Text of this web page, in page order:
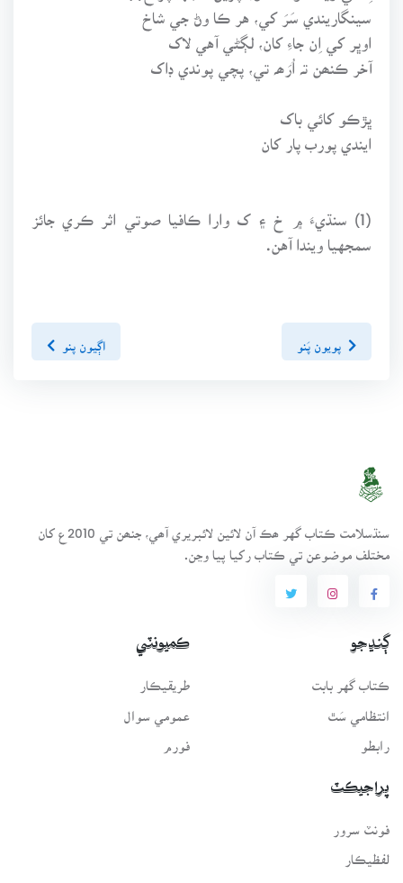
سينگاريندي سَرَ کي، هر ڪا وڻ جي شاخ
اوڀر کي اِن جاءِ کان، لڳڻي آهي لاک
آخر ڪنھن تہ اُرَھہ تي، پچي پوندي ڊاک
ڀڙڪو کائي باک
ايندي پورب پار کان
(1) سنڌيءَ ۾ خ ۽ ک وارا ڪافيا صوتي اثر ڪري جائز
سمجهيا ويندا آهن.
پويون پَنو اڳيون پنو
سنڌسلامت ڪتاب گهر ھڪ آن لائين لائبريري آھي، جنھن تي 2010ع کان
مختلف موضوعن تي ڪتاب رکيا پيا وڃن.
ڳنڍجو
ڪتاب گهر بابت
انتظامي سَٿ
رابطو
ڪميونٽي
طريقيڪار
عمومي سوال
فورم
پراجيڪٽ
لفظيڪار